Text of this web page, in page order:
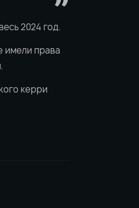
2024 год.
имели права
керри